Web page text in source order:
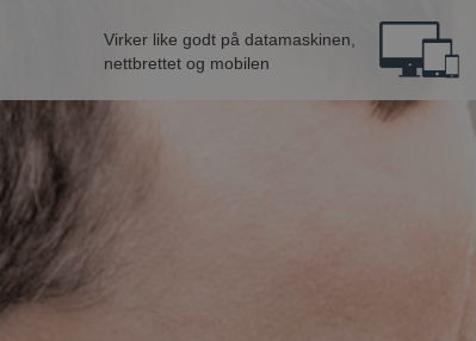
Virker like godt på datamaskinen,
nettbrettet og mobilen